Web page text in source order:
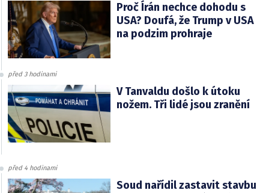
Proč Írán nechce dohodu s
USA? Doufá, že Trump v USA
na podzim prohraje
před 3 hodinami
V Tanvaldu došlo k útoku
nožem. Tři lidé jsou zranění
před 4 hodinami
Soud nařídil zastavit stavbu